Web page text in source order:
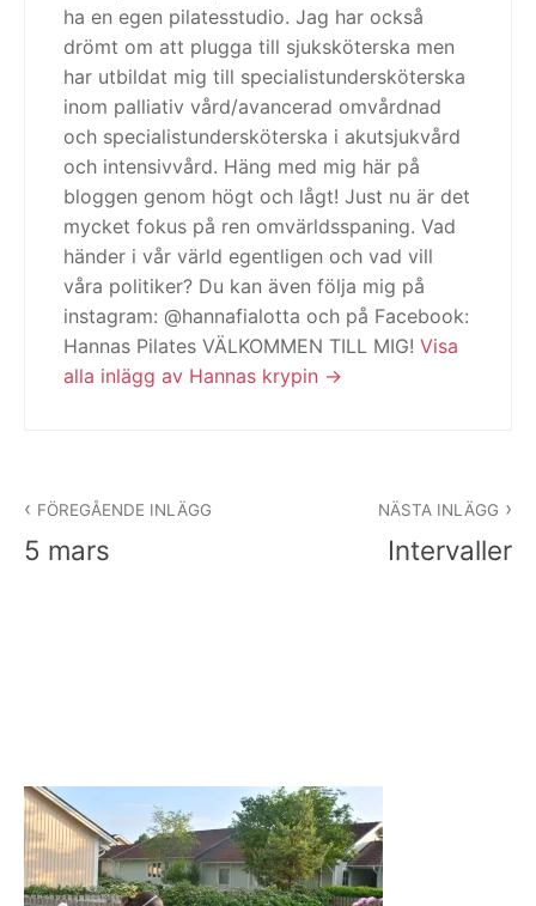
ha en egen pilatesstudio. Jag har också
drömt om att plugga till sjuksköterska men
har utbildat mig till specialistundersköterska
inom palliativ vård/avancerad omvårdnad
och specialistundersköterska i akutsjukvård
och intensivvård. Häng med mig här på
bloggen genom högt och lågt! Just nu är det
mycket fokus på ren omvärldsspaning. Vad
händer i vår värld egentligen och vad vill
våra politiker? Du kan även följa mig på
instagram: @hannafialotta och på Facebook:
Hannas Pilates VÄLKOMMEN TILL MIG! Visa
alla inlägg av Hannas krypin
FÖREGÅENDE INLÄGG
5 mars
NÄSTA INLÄGG
Intervaller